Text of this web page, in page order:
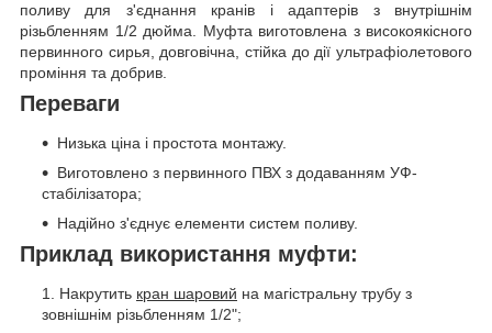
поливу для з'єднання кранів і адаптерів з внутрішнім
різьбленням 1/2 дюйма. Муфта виготовлена з високоякісного
первинного сирья, довговічна, стійка до дії ультрафіолетового
проміння та добрив.
Переваги
Низька ціна і простота монтажу.
Виготовлено з первинного ПВХ з додаванням УФ-
стабілізатора;
Надійно з'єднує елементи систем поливу.
Приклад використання муфти:
Накрутить кран шаровий на магістральну трубу з
зовнішнім різьбленням 1/2";